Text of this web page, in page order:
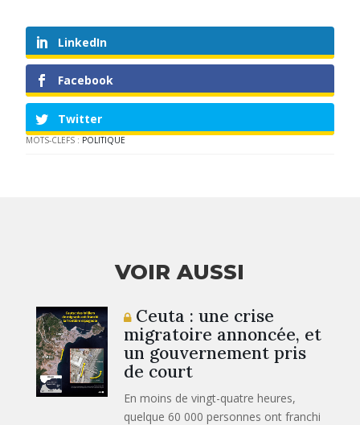
LinkedIn
Facebook
Twitter
MOTS-CLEFS : POLITIQUE
VOIR AUSSI
Ceuta : une crise
migratoire annoncée, et
un gouvernement pris
de court
En moins de vingt-quatre heures,
quelque 60 000 personnes ont franchi